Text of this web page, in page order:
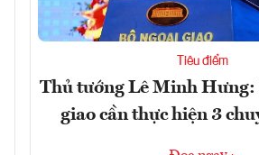
Tiêu điểm
Thủ tướng Lê Minh Hưng:
giao cần thực hiện 3